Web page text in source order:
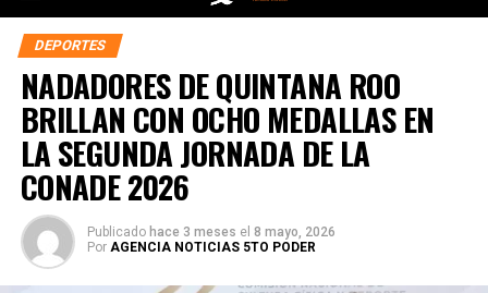
DEPORTES
NADADORES DE QUINTANA ROO
BRILLAN CON OCHO MEDALLAS EN
LA SEGUNDA JORNADA DE LA
CONADE 2026
Publicado hace 3 meses el 8 mayo, 2026
Por AGENCIA NOTICIAS 5TO PODER